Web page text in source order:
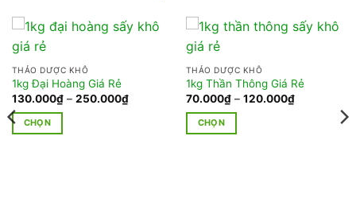
THẢO DƯỢC KHÔ
1kg Đại Hoàng Giá Rẻ
130.000₫ – 250.000₫Khoảng
giá:
CHỌN
THẢO DƯỢC KHÔ
1kg Thần Thông Giá Rẻ
70.000₫ – 120.000₫Khoảng
giá:
CHỌN